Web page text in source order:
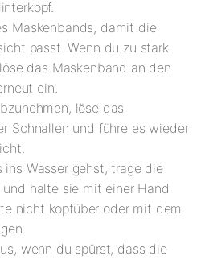
Maskenbands, damit die
passt. Wenn du zu stark
das Maskenband an den
ein.
löse das
Schnallen und führe es wieder
Wasser gehst, trage die
halte sie mit einer Hand
nicht kopfüber oder mit dem
wenn du spürst, dass die